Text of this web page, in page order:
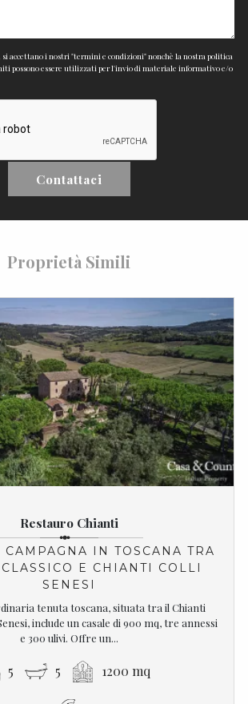
accettano i nostri "termini e condizioni" nonchè la nostra politica
possono essere utilizzati per l'invio di materiale informativo e/o
Contattaci
Proprietà Simili
Restauro Chianti
IN TOSCANA TRA
E CHIANTI COLLI
SENESI
tenuta toscana, situata tra il Chianti
include un casale di 900 mq, tre annessi
e 300 ulivi. Offre un...
5 5 1200 mq